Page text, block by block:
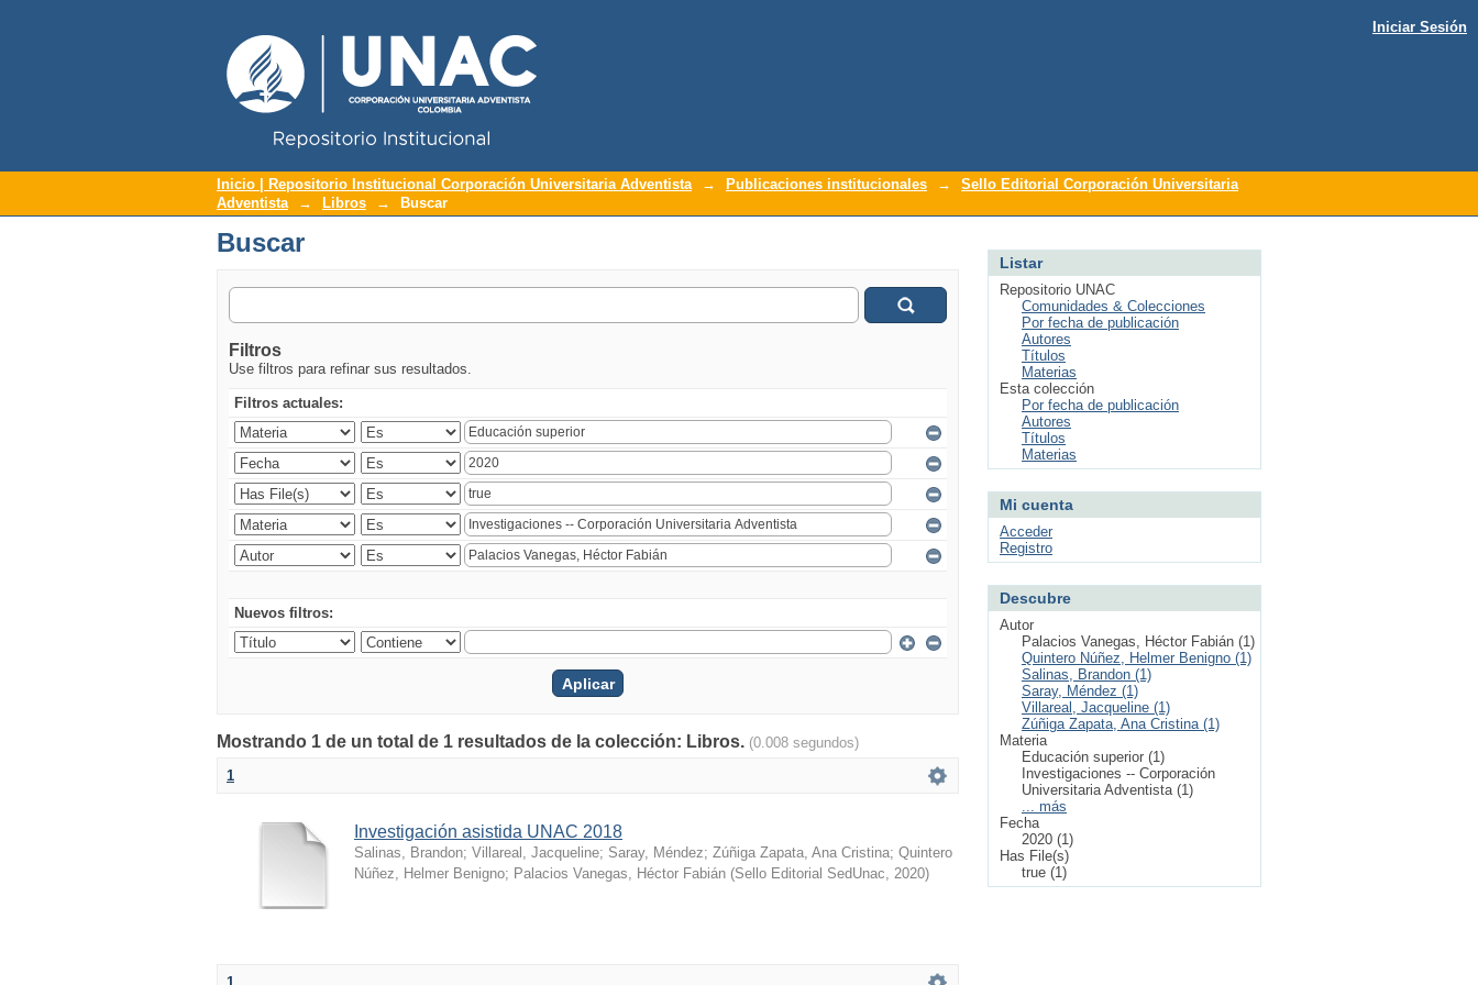
Buscar
Iniciar Sesión
Inicio | Repositorio Institucional Corporación Universitaria Adventista → Publicaciones institucionales →
Sello Editorial Corporación Universitaria
Adventista
→ Libros → Buscar
Buscar
Filtros
Use filtros para refinar sus resultados.
Filtros actuales:
Nuevos filtros:
Mostrando 1 de un total de 1 resultados de la colección: Libros. (0.008 segundos)
1
Investigación asistida UNAC 2018
Salinas, Brandon; Villareal, Jacqueline; Saray, Méndez; Zúñiga Zapata, Ana Cristina; Quintero
Núñez, Helmer Benigno; Palacios Vanegas, Héctor Fabián (Sello Editorial SedUnac, 2020)
Listar
Repositorio UNAC
Comunidades & Colecciones
Por fecha de publicación
Autores
Títulos
Materias
Esta colección
Por fecha de publicación
Autores
Títulos
Materias
Mi cuenta
Acceder
Registro
Descubre
Autor
Palacios Vanegas, Héctor Fabián (1)
Quintero Núñez, Helmer Benigno (1)
Salinas, Brandon (1)
Saray, Méndez (1)
Villareal, Jacqueline (1)
Zúñiga Zapata, Ana Cristina (1)
Materia
Educación superior (1)
Investigaciones -- Corporación
Universitaria Adventista (1)
... más
Fecha
2020 (1)
Has File(s)
true (1)